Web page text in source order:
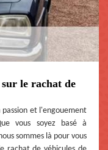
le rachat de
passion et l'engouement
vous soyez basé à
sommes là pour vous